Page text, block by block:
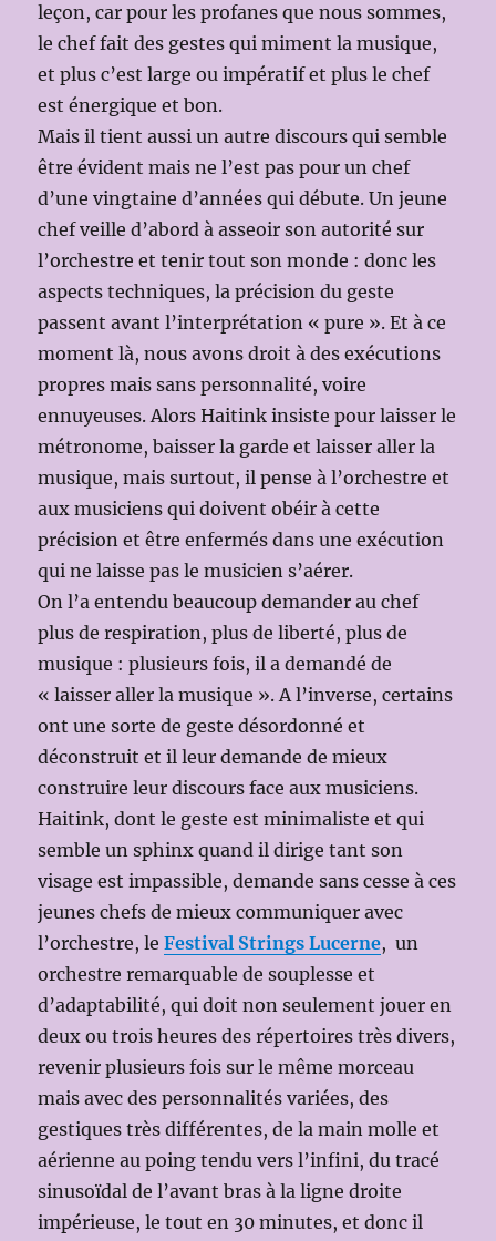
leçon, car pour les profanes que nous sommes,
le chef fait des gestes qui miment la musique,
et plus c’est large ou impératif et plus le chef
est énergique et bon.
Mais il tient aussi un autre discours qui semble
être évident mais ne l’est pas pour un chef
d’une vingtaine d’années qui débute. Un jeune
chef veille d’abord à asseoir son autorité sur
l’orchestre et tenir tout son monde : donc les
aspects techniques, la précision du geste
passent avant l’interprétation « pure ». Et à ce
moment là, nous avons droit à des exécutions
propres mais sans personnalité, voire
ennuyeuses. Alors Haitink insiste pour laisser le
métronome, baisser la garde et laisser aller la
musique, mais surtout, il pense à l’orchestre et
aux musiciens qui doivent obéir à cette
précision et être enfermés dans une exécution
qui ne laisse pas le musicien s’aérer.
On l’a entendu beaucoup demander au chef
plus de respiration, plus de liberté, plus de
musique : plusieurs fois, il a demandé de
« laisser aller la musique ». A l’inverse, certains
ont une sorte de geste désordonné et
déconstruit et il leur demande de mieux
construire leur discours face aux musiciens.
Haitink, dont le geste est minimaliste et qui
semble un sphinx quand il dirige tant son
visage est impassible, demande sans cesse à ces
jeunes chefs de mieux communiquer avec
l’orchestre, leFestival Strings Lucerne, un
orchestre remarquable de souplesse et
d’adaptabilité, qui doit non seulement jouer en
deux ou trois heures des répertoires très divers,
revenir plusieurs fois sur le même morceau
mais avec des personnalités variées, des
gestiques très différentes, de la main molle et
aérienne au poing tendu vers l’infini, du tracé
sinusoïdal de l’avant bras à la ligne droite
impérieuse, le tout en 30 minutes, et donc il